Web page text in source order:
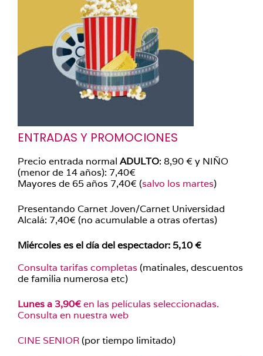
ENTRADAS Y PROMOCIONES
Precio entrada normal ADULTO: 8,90 € y NIÑO
(menor de 14 años): 7,40€
Mayores de 65 años 7,40€ (salvo los martes)
Presentando Carnet Joven/Carnet Universidad
Alcalá: 7,40€ (no acumulable a otras ofertas)
Miércoles es el día del espectador: 5,10 €
Consulta tarifas completas (matinales, descuentos
de familia numerosa etc)
Lunes a 3,90€en las películas seleccionadas.
Consulta en nuestra web
CINE SENIOR(por tiempo limitado)